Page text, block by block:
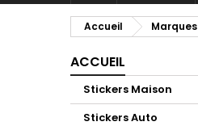
Accueil Marques
ACCUEIL
Stickers Maison
Stickers Auto